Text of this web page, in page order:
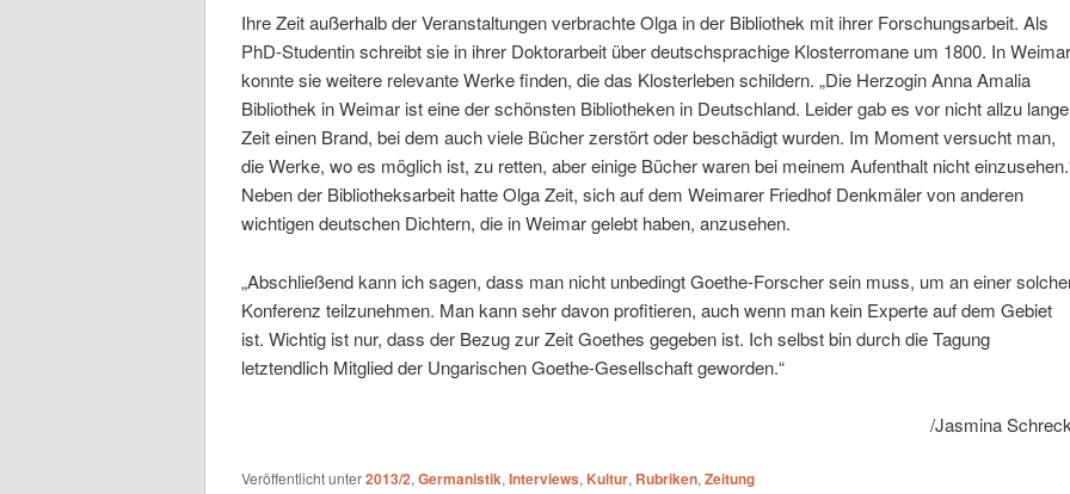
Ihre Zeit außerhalb der Veranstaltungen verbrachte Olga in der Bibliothek mit ihrer Forschungsarbeit. Als
PhD-Studentin schreibt sie in ihrer Doktorarbeit über deutschsprachige Klosterromane um 1800. In Weimar
konnte sie weitere relevante Werke finden, die das Klosterleben schildern. „Die Herzogin Anna Amalia
Bibliothek in Weimar ist eine der schönsten Bibliotheken in Deutschland. Leider gab es vor nicht allzu
Zeit einen Brand, bei dem auch viele Bücher zerstört oder beschädigt wurden. Im Moment versucht man,
die Werke, wo es möglich ist, zu retten, aber einige Bücher waren bei meinem Aufenthalt nicht
Neben der Bibliotheksarbeit hatte Olga Zeit, sich auf dem Weimarer Friedhof Denkmäler von anderen
wichtigen deutschen Dichtern, die in Weimar gelebt haben, anzusehen.
„Abschließend kann ich sagen, dass man nicht unbedingt Goethe-Forscher sein muss, um an einer
Konferenz teilzunehmen. Man kann sehr davon profitieren, auch wenn man kein Experte auf dem Gebiet
ist. Wichtig ist nur, dass der Bezug zur Zeit Goethes gegeben ist. Ich selbst bin durch die Tagung
letztendlich Mitglied der Ungarischen Goethe-Gesellschaft geworden.“
/Jasmina
Veröffentlicht unter2013/2,Germanistik,Interviews, Kultur, Rubriken,Zeitung